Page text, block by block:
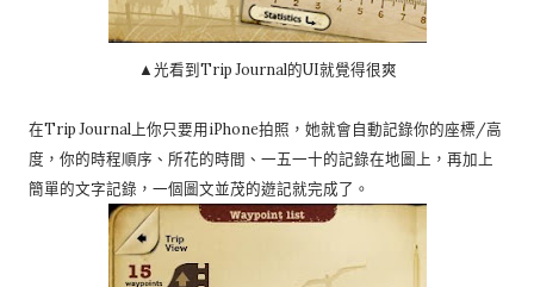
▲光看到Trip Journal的UI就覺得很爽
在Trip Journal上你只要用iPhone拍照，她就會自動記錄你的座標/高
度，你的時程順序、所花的時間、一五一十的記錄在地圖上，再加上
簡單的文字記錄，一個圖文並茂的遊記就完成了。